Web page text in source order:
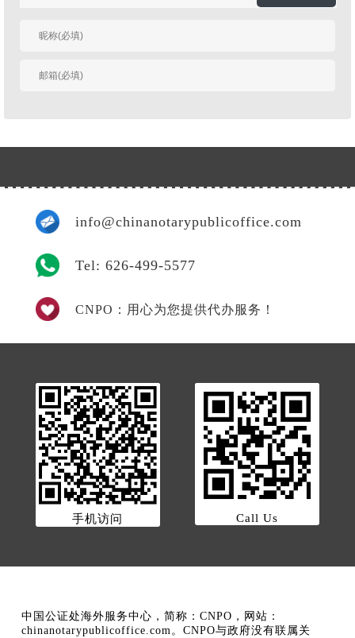
有人回复时邮件通知
我
info@chinanotarypublicoffice.com
Tel: 626-499-5577
CNPO：用心为您提供代办服务！
手机访问 Call Us
中国公证处海外服务中心，简称：CNPO，网站：
chinanotarypublicoffice.com。CNPO与政府没有联属关